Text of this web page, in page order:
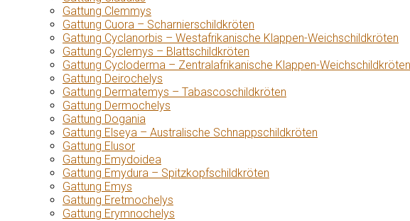
Gattung Clemmys
Gattung Cuora – Scharnierschildkröten
Gattung Cyclanorbis – Westafrikanische Klappen-Weichschildkröten
Gattung Cyclemys – Blattschildkröten
Gattung Cycloderma – Zentralafrikanische Klappen-Weichschildkröten
Gattung Deirochelys
Gattung Dermatemys – Tabascoschildkröten
Gattung Dermochelys
Gattung Dogania
Gattung Elseya – Australische Schnappschildkröten
Gattung Elusor
Gattung Emydoidea
Gattung Emydura – Spitzkopfschildkröten
Gattung Emys
Gattung Eretmochelys
Gattung Erymnochelys